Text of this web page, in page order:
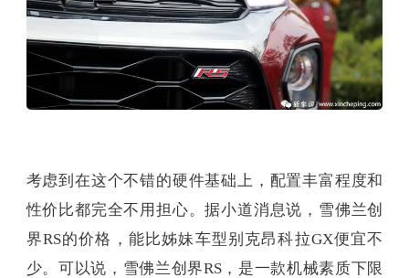
考虑到在这个不错的硬件基础上，配置丰富程度和
性价比都完全不用担心。据小道消息说，雪佛兰创
界RS的价格，能比姊妹车型别克昂科拉GX便宜不
少。可以说，雪佛兰创界RS，是一款机械素质下限